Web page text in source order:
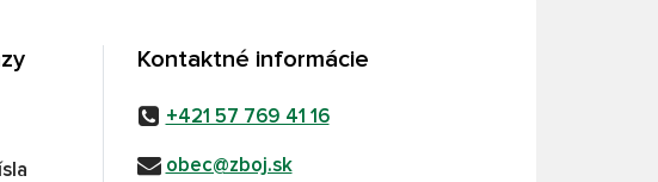
Kontaktné informácie
+421 57 769 41 16
obec@zboj.sk